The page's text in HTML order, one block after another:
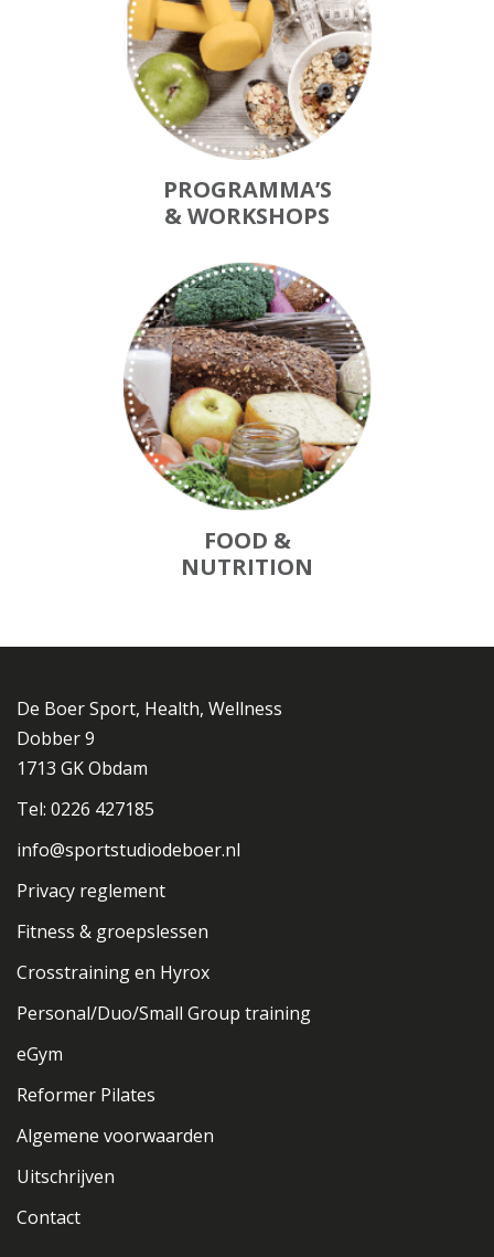
PROGRAMMA’S
& WORKSHOPS
FOOD &
NUTRITION
De Boer Sport, Health, Wellness
Dobber 9
1713 GK Obdam
Tel: 0226 427185
info@sportstudiodeboer.nl
Privacy reglement
Fitness & groepslessen
Crosstraining en Hyrox
Personal/Duo/Small Group training
eGym
Reformer Pilates
Algemene voorwaarden
Uitschrijven
Contact